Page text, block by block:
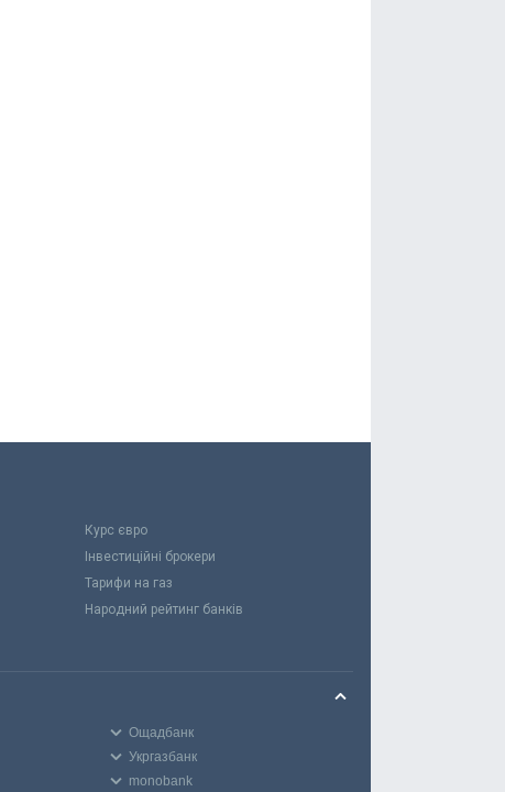
Курс євро
Інвестиційні брокери
Тарифи на газ
Народний рейтинг банків
Ощадбанк
Укргазбанк
monobank